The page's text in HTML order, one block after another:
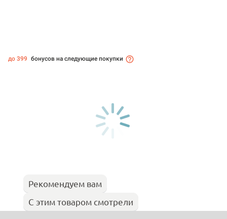
до 399 бонусов на следующие покупки
Рекомендуем вам
С этим товаром смотрели